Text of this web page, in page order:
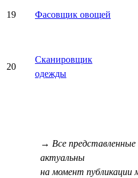
19 Фасовщик овощей
20
Сканировщик
одежды
→ Все представленные
актуальны
на момент публикации